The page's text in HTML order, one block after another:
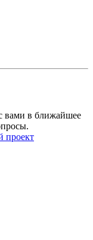
вами в ближайшее
проект